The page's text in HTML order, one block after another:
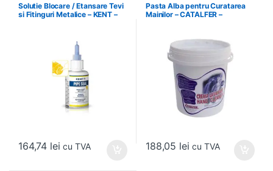
Solutie Blocare / Etansare Tevi
si Fitinguri Metalice – KENT –
164,74 lei cu TVA
Pasta Alba pentru Curatarea
Mainilor – CATALFER –
188,05 lei cu TVA